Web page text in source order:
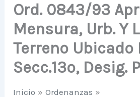
Ord. 0843/93
Mensura, Urb. Y
Terreno Ubicado
Secc.13º, Desig.
Inicio
Ordenanzas